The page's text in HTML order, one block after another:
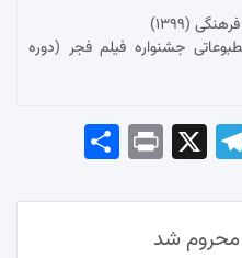
(۱۳۹۹)
جشنواره فیلم فجر (دوره
Tel
am
Pri
شد